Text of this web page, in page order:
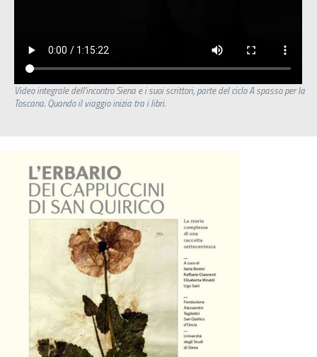
Video integrale dell'incontro Siena e i suoi scrittori, parte del ciclo A spasso per la
Toscana. Quando il viaggio inizia tra i libri.